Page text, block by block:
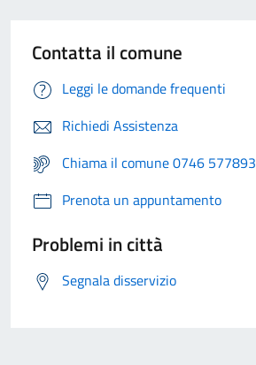
Contatta il comune
Leggi le domande frequenti
Richiedi Assistenza
Chiama il comune 0746 577893
Prenota un appuntamento
Problemi in città
Segnala disservizio